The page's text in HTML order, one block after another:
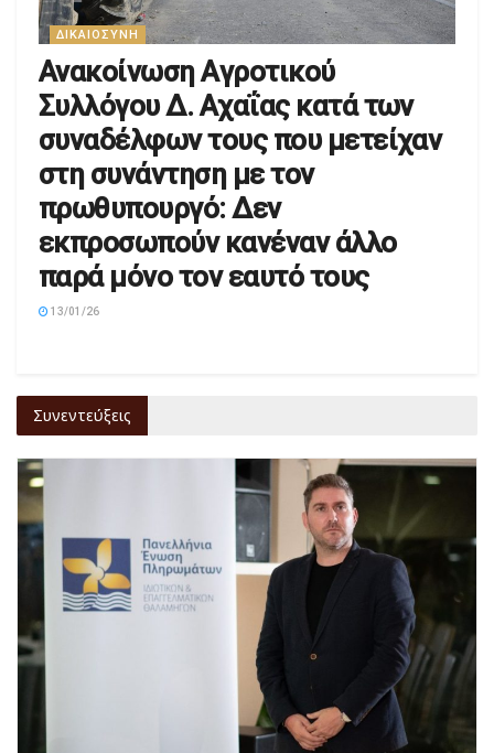
Ανακοίνωση Aγροτικού
Συλλόγου Δ. Αχαΐας κατά των
συναδέλφων τους που μετείχαν
στη συνάντηση με τον
πρωθυπουργό: Δεν
εκπροσωπούν κανέναν άλλο
παρά μόνο τον εαυτό τους
13/01/26
ΚΟΙΝΩΝΊΑ